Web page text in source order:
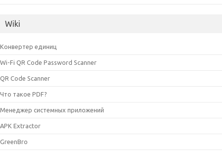
Wiki
Конвертер единиц
Wi-Fi QR Code Password Scanner
QR Code Scanner
Что такое PDF?
Менеджер системных приложений
APK Extractor
GreenBro